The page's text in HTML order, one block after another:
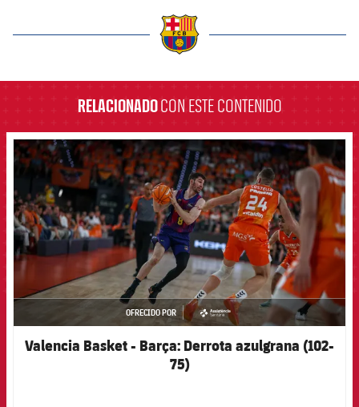
RELACIONADOCON ESTE CONTENIDO
FCB Barcelona badge
OFRECIDO POR
asistencia
Valencia Basket - Barça: Derrota azulgrana (102-
75)